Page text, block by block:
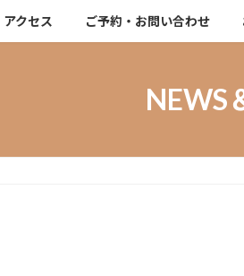
アクセス ご予約・お問い合わせ
NEWS